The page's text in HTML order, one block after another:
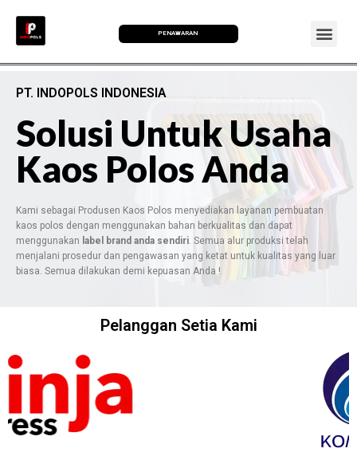
PENAWARAN
PT. INDOPOLS INDONESIA
Solusi Untuk Usaha
Kaos Polos Anda
Kami sebagai Produsen Kaos Polos menyediakan layanan pembuatan
kaos polos dengan menggunakan bahan berkualitas dan dapat
menggunakan label brand anda sendiri . Semua alur produksi telah
menjalani prosedur dan pengawasan yang ketat untuk kualitas yang luar
biasa. Semua dilakukan demi kepuasan Anda !
Pelanggan Setia Kami